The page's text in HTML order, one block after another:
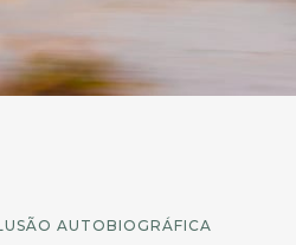
AUTOBIOGRÁFICA